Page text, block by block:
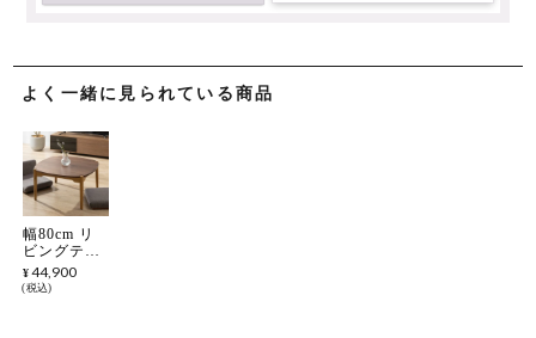
よく一緒に見られている商品
幅80cm リ
ビングテー
ブル ツート
ンカラー 天
¥ 44,900
税込